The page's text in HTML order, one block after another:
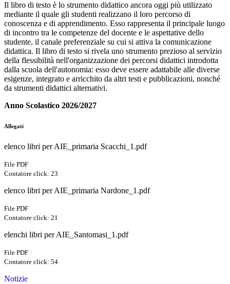
Il libro di testo è lo strumento didattico ancora oggi più utilizzato
mediante il quale gli studenti realizzano il loro percorso di
conoscenza e di apprendimento. Esso rappresenta il principale luogo
di incontro tra le competenze del docente e le aspettative dello
studente, il canale preferenziale su cui si attiva la comunicazione
didattica. Il libro di testo si rivela uno strumento prezioso al servizio
della flessibilità nell'organizzazione dei percorsi didattici introdotta
dalla scuola dell'autonomia: esso deve essere adattabile alle diverse
esigenze, integrato e arricchito da altri testi e pubblicazioni, nonché
da strumenti didattici alternativi.
Anno Scolastico 2026/2027
Allegati
elenco libri per AIE_primaria Scacchi_1.pdf
File PDF
Contatore click: 23
elenco libri per AIE_primaria Nardone_1.pdf
File PDF
Contatore click: 21
elenchi libri per AIE_Santomasi_1.pdf
File PDF
Contatore click: 54
Notizie